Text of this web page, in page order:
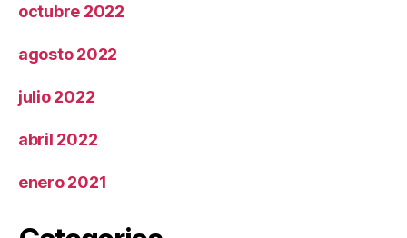
octubre 2022
agosto 2022
julio 2022
abril 2022
enero 2021